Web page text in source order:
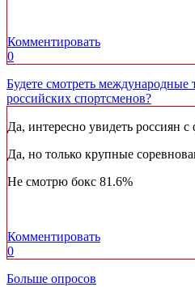
Комментировать
0
Будете смотреть
российских спортсменов?
Да, интересно увидеть россиян
Да, но только крупные
Не смотрю бокс 81.6%
Комментировать
0
Больше опросов